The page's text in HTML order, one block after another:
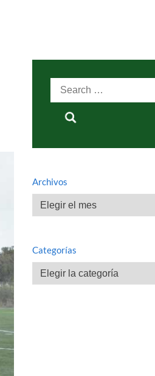
Search
for:
Archivos
Archivos
Categorías
Categorías